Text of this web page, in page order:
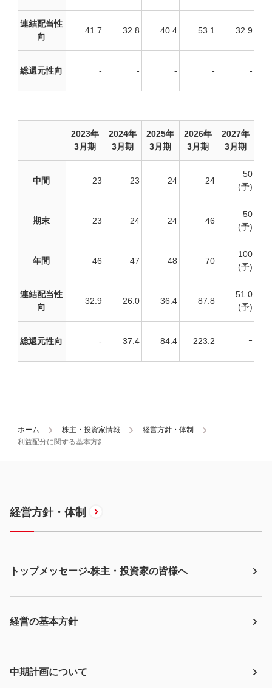
ホーム 株主・投資家情報
経営方針・体制
利益配分に関する基本方針
連結配当性
向
41.7 32.8 40.4 53.1 32.9
総還元性向 - - - - -
2023年
3月期
2024年
3月期
2025年
3月期
2026年
3月期
2027年
3月期
中間 23 23 24 24
50
(予)
期末 23 24 24 46
50
(予)
年間 46 47 48 70
100
(予)
連結配当性
向
32.9 26.0 36.4 87.8
51.0
(予)
総還元性向 - 37.4 84.4 223.2 ｰ
経営方針・体制
トップメッセージ-株主・投資家の皆様へ
経営の基本方針
中期計画について